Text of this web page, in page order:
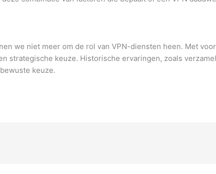
we niet meer om de rol van VPN-diensten heen. Met
strategische keuze. Historische ervaringen, zoals
keuze.